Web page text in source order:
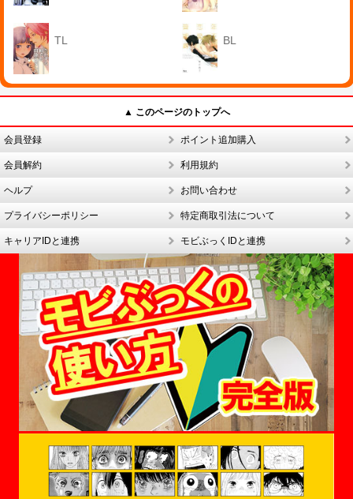
TL BL
▲ このページのトップへ
会員登録 ポイント追加購入
会員解約 利用規約
ヘルプ お問い合わせ
プライバシーポリシー 特定商取引法について
キャリアIDと連携 モビぶっくIDと連携